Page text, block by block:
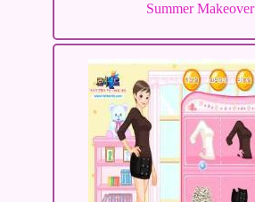
Summer Makeover